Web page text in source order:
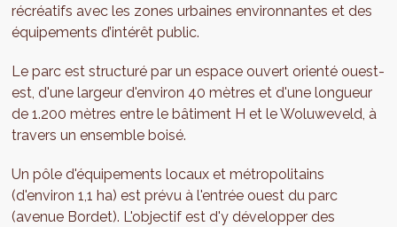
récréatifs avec les zones urbaines environnantes et des
équipements d’intérêt public.
Le parc est structuré par un espace ouvert orienté ouest-
est, d'une largeur d'environ 40 mètres et d'une longueur
de 1.200 mètres entre le bâtiment H et le Woluweveld, à
travers un ensemble boisé.
Un pôle d'équipements locaux et métropolitains
(d'environ 1,1 ha) est prévu à l'entrée ouest du parc
(avenue Bordet). L'objectif est d'y développer des